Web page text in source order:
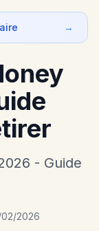
→
- Guide
2026